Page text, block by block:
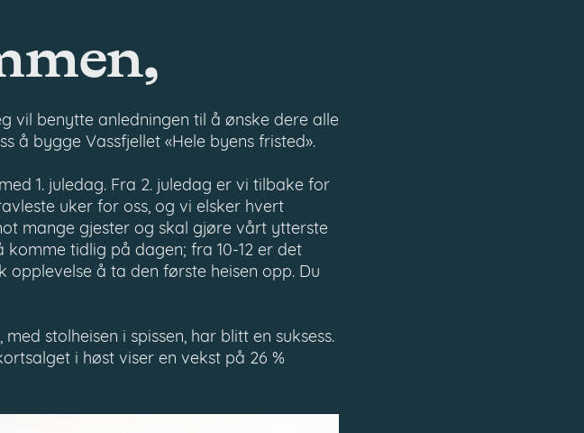
vil benytte anledningen til å ønske dere alle
å bygge Vassfjellet «Hele byens fristed».
1. juledag. Fra 2. juledag er vi tilbake for
uker for oss, og vi elsker hvert
mange gjester og skal gjøre vårt ytterste
tidlig på dagen; fra 10-12 er det
opplevelse å ta den første heisen opp. Du
stolheisen i spissen, har blitt en suksess.
i høst viser en vekst på 26 %